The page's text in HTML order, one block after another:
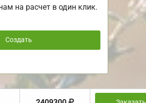
на расчет в один клик.
Создать